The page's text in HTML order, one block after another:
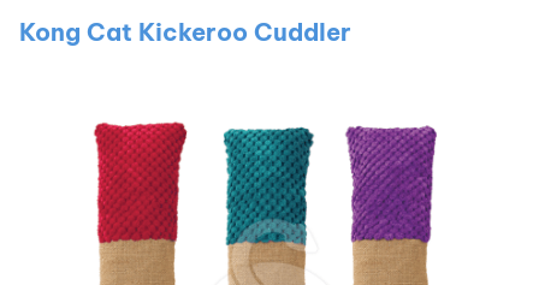
Kong Cat Kickeroo Cuddler